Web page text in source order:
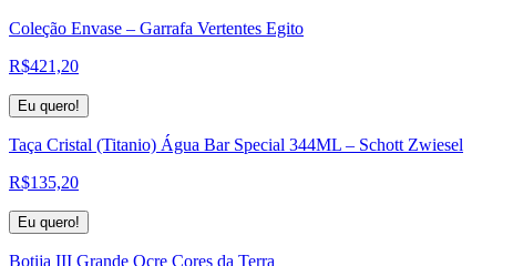
Coleção Envase – Garrafa Vertentes Egito
R$421,20
Eu quero!
Taça Cristal (Titanio) Água Bar Special 344ML – Schott Zwiesel
R$135,20
Eu quero!
Botija III Grande Ocre Cores da Terra